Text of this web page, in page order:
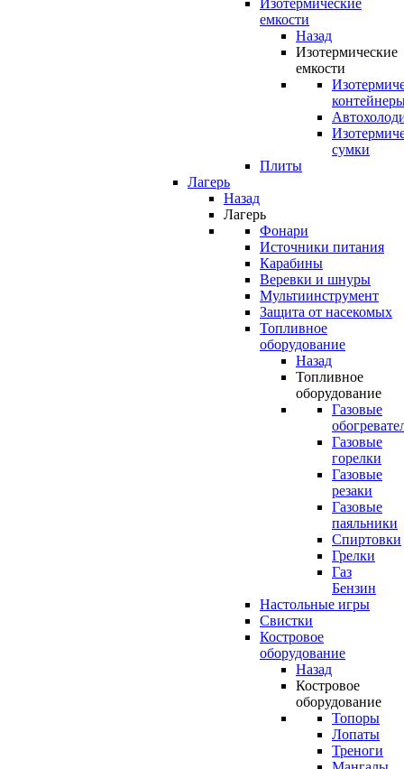
Изотермические
емкости
Назад
Изотермические
емкости
сумки
Плиты
Лагерь
Назад
Лагерь
Фонари
Источники питания
Карабины
Веревки и шнуры
Мультиинструмент
Защита от насекомых
Топливное
оборудование
Назад
Топливное
оборудование
Газовые
Газовые
горелки
Газовые
резаки
Газовые
паяльники
Спиртовки
Грелки
Газ
Бензин
Настольные игры
Свистки
Костровое
оборудование
Назад
Костровое
оборудование
Топоры
Лопаты
Треноги